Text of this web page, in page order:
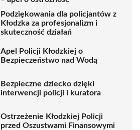
Podziękowania dla policjantów z
Kłodzka za profesjonalizm i
skuteczność działań
Apel Policji Kłodzkiej o
Bezpieczeństwo nad Wodą
Bezpieczne dziecko dzięki
interwencji policji i kuratora
Ostrzeżenie Kłodzkiej Policji
przed Oszustwami Finansowymi